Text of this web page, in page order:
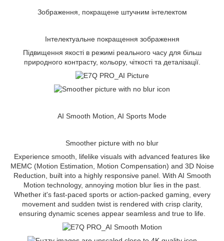
Зображення, покращене штучним інтелектом
Інтелектуальне покращення зображення
Підвищення якості в режимі реального часу для більш
природного контрасту, кольору, чіткості та деталізації.
AI Smooth Motion, AI Sports Mode
Smoother picture with no blur
Experience smooth, lifelike visuals with advanced features like
MEMC (Motion Estimation, Motion Compensation) and 3D Noise
Reduction, built into a highly responsive panel. With AI Smooth
Motion technology, annoying motion blur lies in the past.
Whether it's fast-paced sports or action-packed gaming, every
movement and sudden twist is rendered with crisp clarity,
ensuring dynamic scenes appear seamless and true to life.